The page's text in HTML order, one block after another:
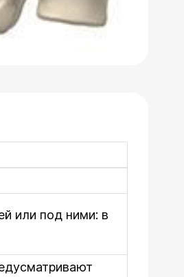
или под ними: в